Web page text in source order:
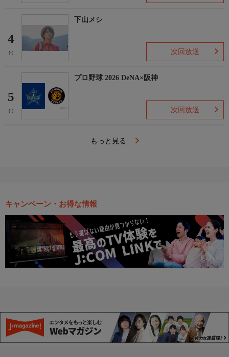
4
(-)
下山メシ
次回放送
5
(-)
プロ野球 2026 DeNA×阪神
次回放送
もっと見る
キャンペーン・お得な情報